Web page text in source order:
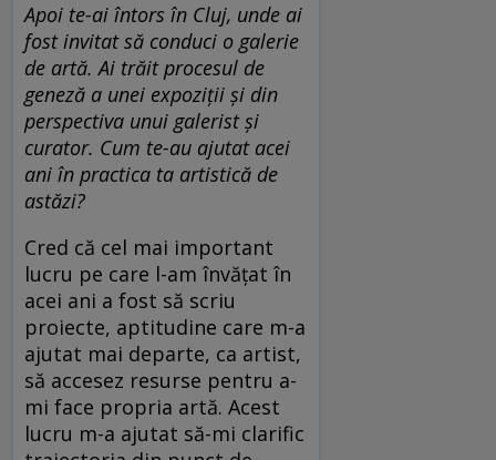
Apoi te-ai întors în Cluj, unde ai
fost invitat să conduci o galerie
de artă. Ai trăit procesul de
geneză a unei expoziții și din
perspectiva unui galerist și
curator. Cum te-au ajutat acei
ani în practica ta artistică de
astăzi?
Cred că cel mai important
lucru pe care l-am învățat în
acei ani a fost să scriu
proiecte, aptitudine care m-a
ajutat mai departe, ca artist,
să accesez resurse pentru a-
mi face propria artă. Acest
lucru m-a ajutat să-mi clarific